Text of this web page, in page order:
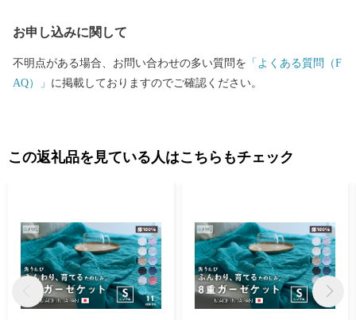
お申し込みに関して
不明点がある場合、お問い合わせの多い質問を 「よくある質問（F
AQ）」 に掲載しておりますのでご確認ください。
この返礼品を見ている人はこちらもチェック